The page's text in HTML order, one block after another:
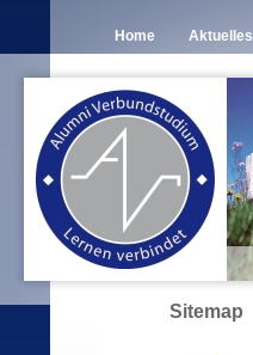
Home Aktuelles
Sitemap